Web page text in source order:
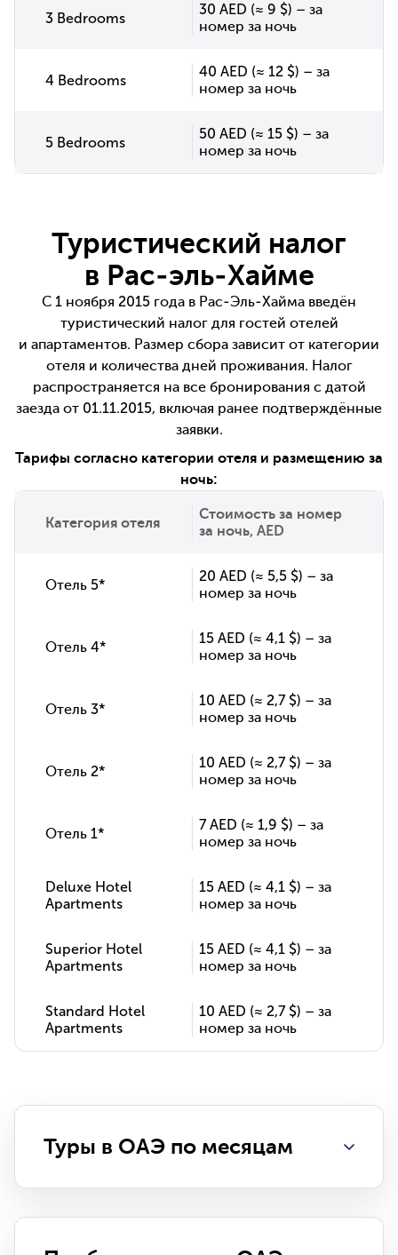
3 Bedrooms
30 AED (≈ 9 $) – за
номер за ночь
4 Bedrooms
40 AED (≈ 12 $) – за
номер за ночь
5 Bedrooms
50 AED (≈ 15 $) – за
номер за ночь
Туристический налог
в Рас-эль-Хайме
С 1 ноября 2015 года в Рас-Эль-Хайма введён
туристический налог для гостей отелей
и апартаментов. Размер сбора зависит от категории
отеля и количества дней проживания. Налог
распространяется на все бронирования с датой
заезда от 01.11.2015, включая ранее подтверждённые
заявки.
Тарифы согласно категории отеля и размещению за
ночь:
Категория отеля
Стоимость за номер
за ночь, AED
Отель 5*
20 AED (≈ 5,5 $) – за
номер за ночь
Отель 4*
15 AED (≈ 4,1 $) – за
номер за ночь
Отель 3*
10 AED (≈ 2,7 $) – за
номер за ночь
Отель 2*
10 AED (≈ 2,7 $) – за
номер за ночь
Отель 1*
7 AED (≈ 1,9 $) – за
номер за ночь
Deluxe Hotel
Apartments
15 AED (≈ 4,1 $) – за
номер за ночь
Superior Hotel
Apartments
15 AED (≈ 4,1 $) – за
номер за ночь
Standard Hotel
Apartments
10 AED (≈ 2,7 $) – за
номер за ночь
Туры в ОАЭ по месяцам
февраль